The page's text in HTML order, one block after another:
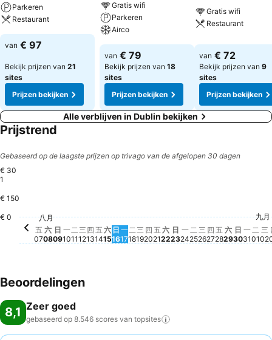
Parkeren
Restaurant
van € 97
Bekijk prijzen van 21
sites
Prijzen bekijken
Gratis wifi
Parkeren
Airco
van € 79
Bekijk prijzen van 18
sites
Prijzen bekijken
Gratis wifi
Restaurant
van € 72
Bekijk prijzen van 9
sites
Prijzen bekijken
Alle verblijven in Dublin bekijken
Prijstrend
Gebaseerd op de laagste prijzen op trivago van de afgelopen 30 dagen
€ 30
1
€ 150
€ 0 星期五, 八月 07
€ 121
八月
五
07
星期六, 八月 08
€ 143
六
08
星期日, 八月 09
€ 120
日
09
星期一, 八月 10
€ 130
一
10
星期二, 八月 11
€ 144
二
11
星期三, 八月 12
€ 141
三
12
星期四, 八月 13
€ 123
四
13
星期五, 八月 14
€ 130
五
14
星期六, 八月 15
€ 158
六
15
星期日, 八月 16
€ 128
日
16
星期一, 八月 17
€ 138
一
17
星期二, 八月 18
€ 149
二
18
星期三, 八月 19
€ 151
三
19
星期四, 八月 20
€ 130
四
20
星期五, 八月 21
€ 141
五
21
星期六, 八月 22
€ 179
六
22
星期日, 八月 23
€ 163
日
23
星期一, 八月 24
€ 136
一
24
星期二, 八月 25
€ 137
二
25
星期三, 八月 26
€ 143
三
26
星期四, 八月
€ 130
四
27
星期五, 八
€ 142
五
28
六
29
星期日
€ 170
日
30
星期
€ 143
一
31
星
€
九月
二
01
€
三
02
Beoordelingen
8,1 Zeer goed
gebaseerd op 8.546 scores van topsites